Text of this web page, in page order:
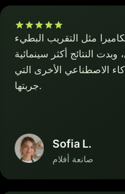
مثل التقريب البطيء
النتائج أكثر سينمائية
الاصطناعي الأخرى التي
جربتها.
Sofia L.
صانعة أفلام